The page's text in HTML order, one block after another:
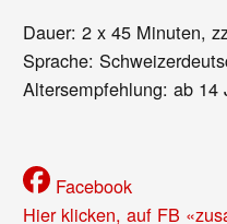
Dauer: 2 x 45 Minuten,
Sprache:
Altersempfehlung: ab 14
Facebook
Hier klicken, auf FB